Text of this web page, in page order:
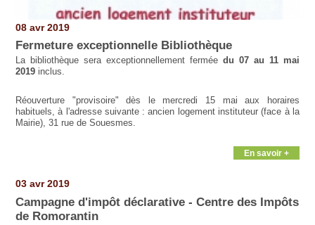
08 avr 2019
Fermeture exceptionnelle Bibliothèque
La bibliothèque sera exceptionnellement fermée du 07 au 11 mai
2019inclus.
Réouverture "provisoire" dès le mercredi 15 mai aux horaires
habituels, à l'adresse suivante : ancien logement instituteur (face à la
Mairie), 31 rue de Souesmes.
En savoir +
03 avr 2019
Campagne d'impôt déclarative - Centre des Impôts
de Romorantin